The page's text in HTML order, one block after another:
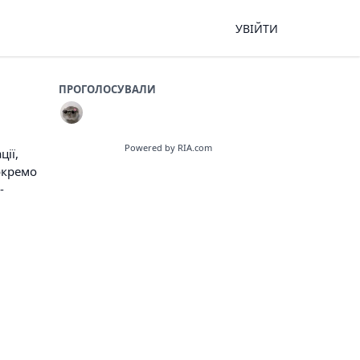
УВІЙТИ
ПРОГОЛОСУВАЛИ
Powered by RIA.com